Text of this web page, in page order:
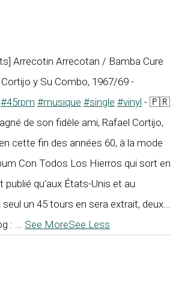
Arrecotin Arrecotan / Bamba Cure
y Su Combo, 1967/69 -
#45rpm #musique #single #vinyl - 🇵🇷
de son fidèle ami, Rafael Cortijo,
cette fin des années 60, à la mode
Con Todos Los Hierros qui sort en
publié qu’aux États-Unis et au
un 45 tours en sera extrait, deux...
:
See MoreSee Less